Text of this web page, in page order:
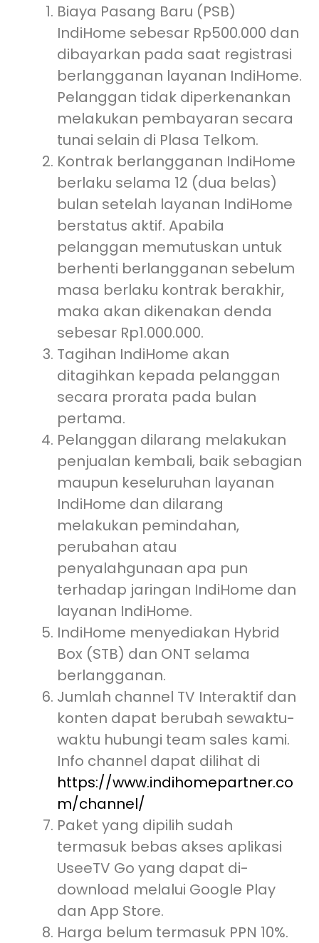
Biaya Pasang Baru (PSB)
IndiHome sebesar Rp500.000 dan
dibayarkan pada saat registrasi
berlangganan layanan IndiHome.
Pelanggan tidak diperkenankan
melakukan pembayaran secara
tunai selain di Plasa Telkom.
Kontrak berlangganan IndiHome
berlaku selama 12 (dua belas)
bulan setelah layanan IndiHome
berstatus aktif. Apabila
pelanggan memutuskan untuk
berhenti berlangganan sebelum
masa berlaku kontrak berakhir,
maka akan dikenakan denda
sebesar Rp1.000.000.
Tagihan IndiHome akan
ditagihkan kepada pelanggan
secara prorata pada bulan
pertama.
Pelanggan dilarang melakukan
penjualan kembali, baik sebagian
maupun keseluruhan layanan
IndiHome dan dilarang
melakukan pemindahan,
perubahan atau
penyalahgunaan apa pun
terhadap jaringan IndiHome dan
layanan IndiHome.
IndiHome menyediakan Hybrid
Box (STB) dan ONT selama
berlangganan.
Jumlah channel TV Interaktif dan
konten dapat berubah sewaktu-
waktu hubungi team sales kami.
Info channel dapat dilihat di
https://www.indihomepartner.co
m/channel/
Paket yang dipilih sudah
termasuk bebas akses aplikasi
UseeTV Go yang dapat di-
download melalui Google Play
dan App Store.
Harga belum termasuk PPN 10%.